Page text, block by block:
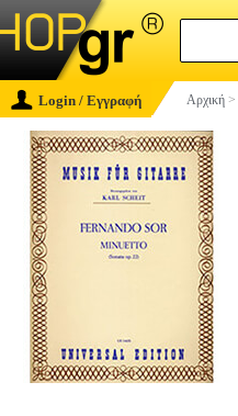
Login / Εγγραφή Αρχική >